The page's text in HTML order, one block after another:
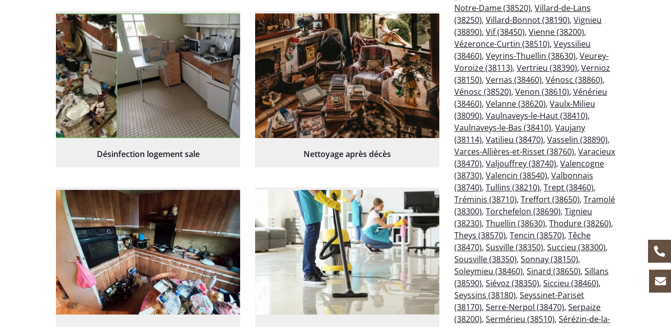
Désinfection logement sale Nettoyage après décès
Notre-Dame (38520), Villard-de-Lans
(38250), Villard-Bonnot (38190), Vignieu
(38890), Vif (38450), Vienne (38200),
Vézeronce-Curtin (38510), Veyssilieu
(38460), Veyrins-Thuellin (38630), Veurey-
Voroize (38113), Vertrieu (38390), Vernioz
(38150), Vernas (38460), Vénosc (38860),
Vénosc (38520), Venon (38610), Vénérieu
(38460), Velanne (38620), Vaulx-Milieu
(38090), Vaulnaveys-le-Haut (38410),
Vaulnaveys-le-Bas (38410), Vaujany
(38114), Vatilieu (38470), Vasselin (38890),
Varces-Allières-et-Risset (38760), Varacieux
(38470), Valjouffrey (38740), Valencogne
(38730), Valencin (38540), Valbonnais
(38740), Tullins (38210), Trept (38460),
Tréminis (38710), Treffort (38650), Tramolé
(38300), Torchefelon (38690), Tignieu
(38230), Thuellin (38630), Thodure (38260),
Theys (38570), Tencin (38570), Têche
(38470), Susville (38350), Succieu (38300),
Sousville (38350), Sonnay (38150),
Soleymieu (38460), Sinard (38650), Sillans
(38590), Siévoz (38350), Siccieu (38460),
Seyssins (38180), Seyssinet-Pariset
(38170), Serre-Nerpol (38470), Serpaize
(38200), Sermérieu (38510), Sérézin-de-la-